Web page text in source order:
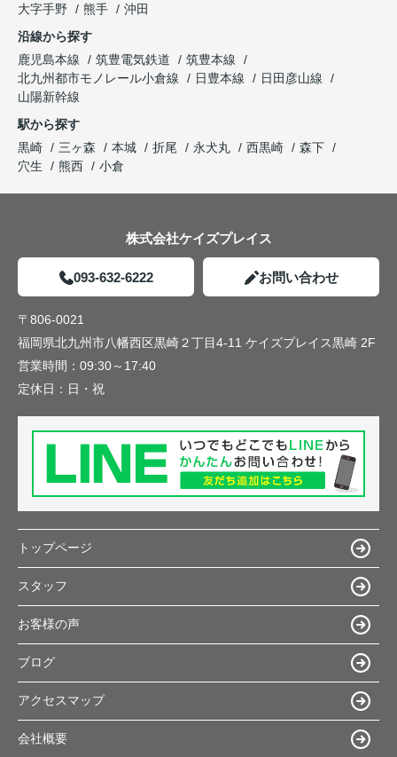
大字手野
熊手
沖田
沿線から探す
鹿児島本線
筑豊電気鉄道
筑豊本線
北九州都市モノレール小倉線
日豊本線
日田彦山線
山陽新幹線
駅から探す
黒崎
三ヶ森 本城 折尾 永犬丸 西黒崎
森下
穴生
熊西 小倉
株式会社ケイズプレイス
093-632-6222 お問い合わせ
〒806-0021
福岡県北九州市八幡西区黒崎２丁目4-11 ケイズプレイス黒崎 2F
営業時間： 09:30～17:40
定休日： 日・祝
トップページ
スタッフ
お客様の声
ブログ
アクセスマップ
会社概要